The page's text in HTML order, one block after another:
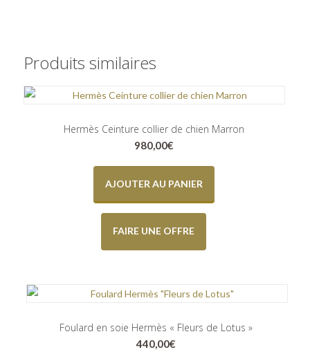
Produits similaires
Hermès Ceinture collier de chien Marron
980,00€
AJOUTER AU PANIER
FAIRE UNE OFFRE
Foulard en soie Hermès « Fleurs de Lotus »
440,00€